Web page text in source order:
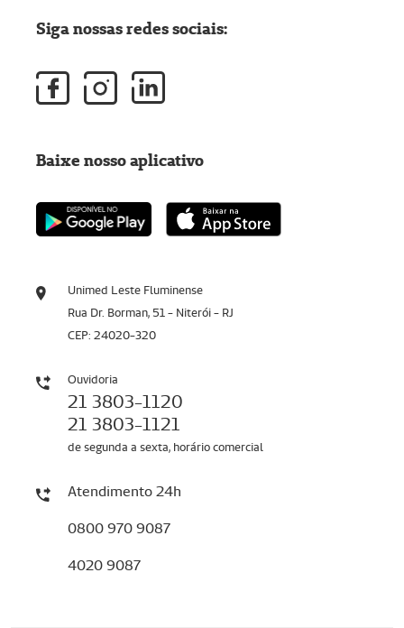
Unimed Leste Fluminense
Rua Dr. Borman, 51 - Niterói - RJ
CEP: 24020-320
Ouvidoria
21 3803-1120
21 3803-1121
de segunda a sexta, horário comercial
Atendimento 24h
0800 970 9087
4020 9087
Siga nossas redes sociais:
Baixe nosso aplicativo